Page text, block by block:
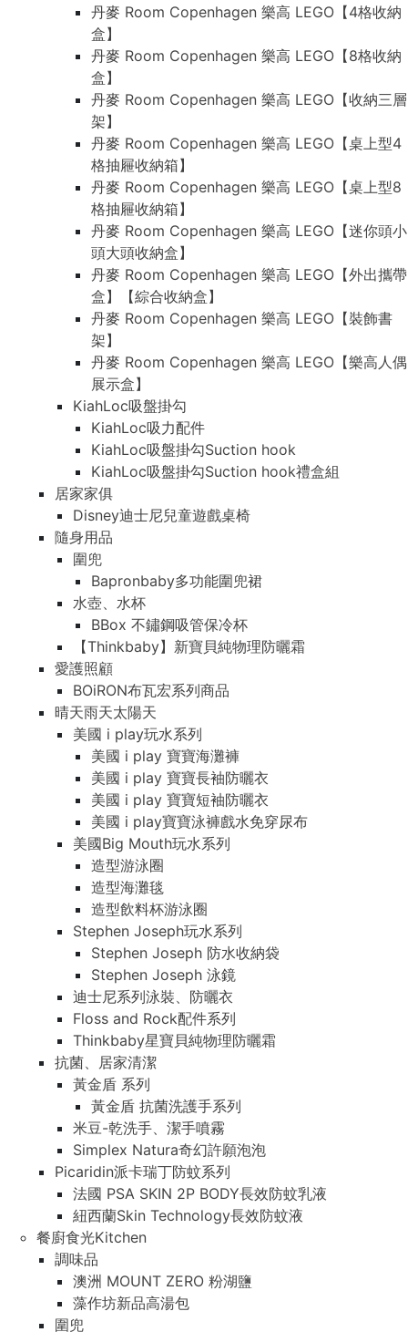
丹麥 Room Copenhagen 樂高 LEGO【4格收納
盒】
丹麥 Room Copenhagen 樂高 LEGO【8格收納
盒】
丹麥 Room Copenhagen 樂高 LEGO【收納三層
架】
丹麥 Room Copenhagen 樂高 LEGO【桌上型4
格抽屜收納箱】
丹麥 Room Copenhagen 樂高 LEGO【桌上型8
格抽屜收納箱】
丹麥 Room Copenhagen 樂高 LEGO【迷你頭小
頭大頭收納盒】
丹麥 Room Copenhagen 樂高 LEGO【外出攜帶
盒】【綜合收納盒】
丹麥 Room Copenhagen 樂高 LEGO【裝飾書
架】
丹麥 Room Copenhagen 樂高 LEGO【樂高人偶
展示盒】
KiahLoc吸盤掛勾
KiahLoc吸力配件
KiahLoc吸盤掛勾Suction hook
KiahLoc吸盤掛勾Suction hook禮盒組
居家家俱
Disney迪士尼兒童遊戲桌椅
隨身用品
圍兜
Bapronbaby多功能圍兜裙
水壺、水杯
BBox 不鏽鋼吸管保冷杯
【Thinkbaby】新寶貝純物理防曬霜
愛護照顧
BOiRON布瓦宏系列商品
晴天雨天太陽天
美國 i play玩水系列
美國 i play 寶寶海灘褲
美國 i play 寶寶長袖防曬衣
美國 i play 寶寶短袖防曬衣
美國 i play寶寶泳褲戲水免穿尿布
美國Big Mouth玩水系列
造型游泳圈
造型海灘毯
造型飲料杯游泳圈
Stephen Joseph玩水系列
Stephen Joseph 防水收納袋
Stephen Joseph 泳鏡
迪士尼系列泳裝、防曬衣
Floss and Rock配件系列
Thinkbaby星寶貝純物理防曬霜
抗菌、居家清潔
黃金盾 系列
黃金盾 抗菌洗護手系列
米豆-乾洗手、潔手噴霧
Simplex Natura奇幻許願泡泡
Picaridin派卡瑞丁防蚊系列
法國 PSA SKIN 2P BODY長效防蚊乳液
紐西蘭Skin Technology長效防蚊液
餐廚食光Kitchen
調味品
澳洲 MOUNT ZERO 粉湖鹽
藻作坊新品高湯包
圍兜